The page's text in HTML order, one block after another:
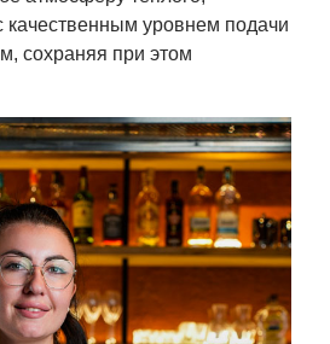
качественным уровнем подачи
сохраняя при этом